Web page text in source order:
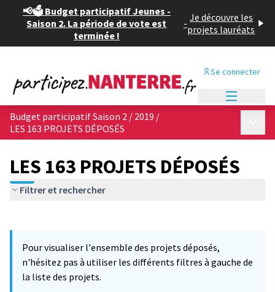
📢🗳️ Budget participatif Jeunes -
Saison 2. La période de vote est
terminée !
- Je découvre les
projets lauréats
Se connecter
Budget participatif Saison 2 / 2019 /
LES 163 PROJETS DÉPOSÉS
LES 163 PROJETS DÉPOSÉS
Filtrer et rechercher
−
Pour visualiser l'ensemble des projets déposés,
n'hésitez pas à utiliser les différents filtres à gauche de
la liste des projets.